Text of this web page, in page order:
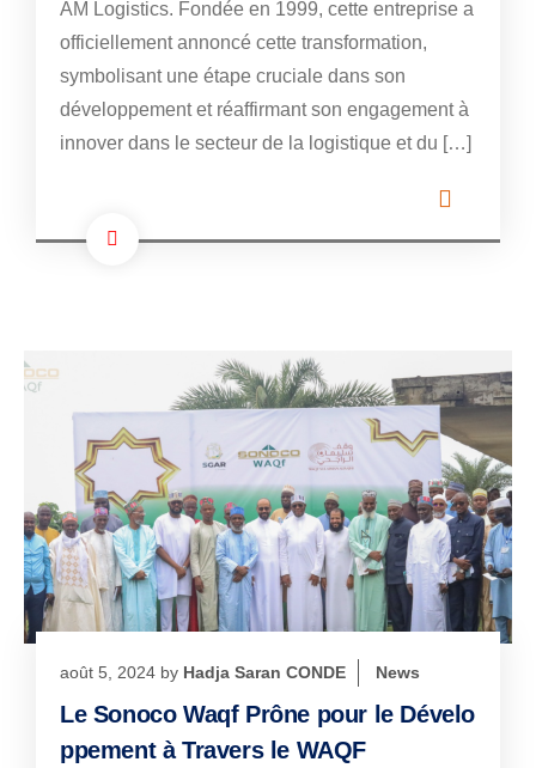
AM Logistics. Fondée en 1999, cette entreprise a
officiellement annoncé cette transformation,
symbolisant une étape cruciale dans son
développement et réaffirmant son engagement à
innover dans le secteur de la logistique et du […]
août 5, 2024 by Hadja Saran CONDE News
Le Sonoco Waqf Prône pour le Dévelo
ppement à Travers le WAQF